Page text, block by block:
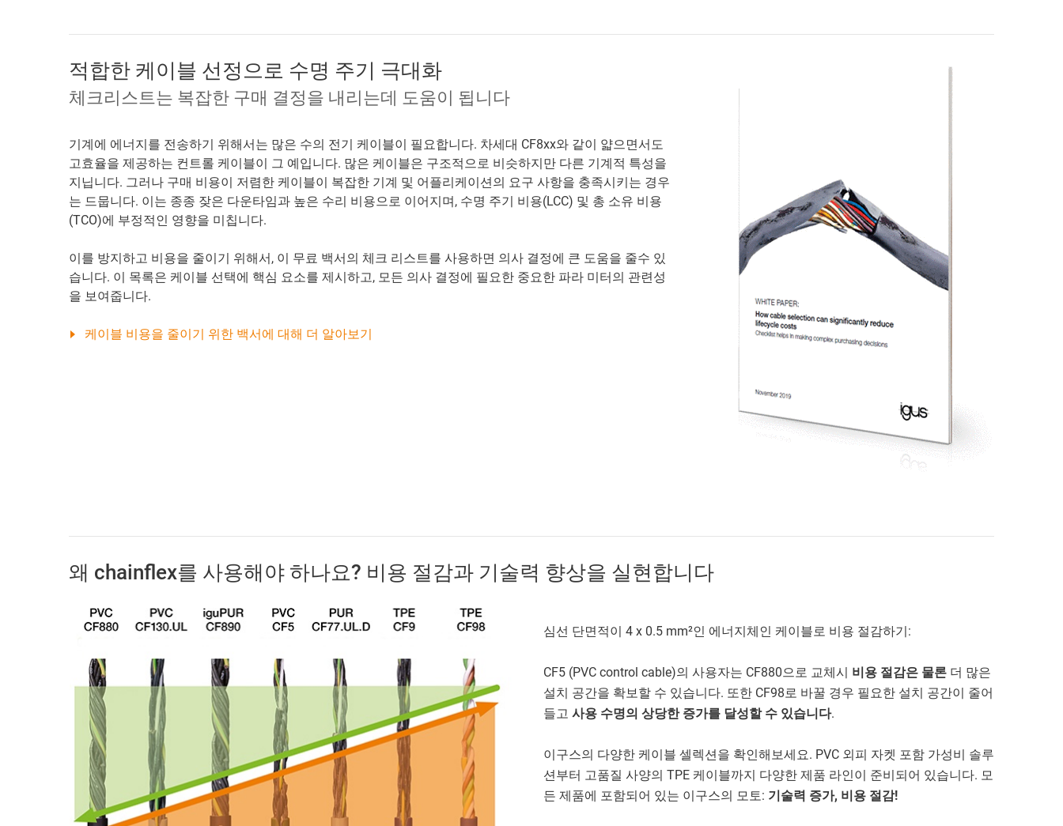
적합한 케이블 선정으로 수명 주기 극대화
체크리스트는 복잡한 구매 결정을 내리는데 도움이 됩니다
기계에 에너지를 전송하기 위해서는 많은 수의 전기 케이블이 필요합니다. 차세대 CF8xx와 같이 얇으면서도
고효율을 제공하는 컨트롤 케이블이 그 예입니다. 많은 케이블은 구조적으로 비슷하지만 다른 기계적 특성을
지닙니다. 그러나 구매 비용이 저렴한 케이블이 복잡한 기계 및 어플리케이션의 요구 사항을 충족시키는 경우
는 드뭅니다. 이는 종종 잦은 다운타임과 높은 수리 비용으로 이어지며, 수명 주기 비용(LCC) 및 총 소유 비용
(TCO)에 부정적인 영향을 미칩니다.
이를 방지하고 비용을 줄이기 위해서, 이 무료 백서의 체크 리스트를 사용하면 의사 결정에 큰 도움을 줄수 있
습니다. 이 목록은 케이블 선택에 핵심 요소를 제시하고, 모든 의사 결정에 필요한 중요한 파라 미터의 관련성
을 보여줍니다.
케이블 비용을 줄이기 위한 백서에 대해 더 알아보기
왜 chainflex를 사용해야 하나요? 비용 절감과 기술력 향상을 실현합니다
심선 단면적이 4 x 0.5 mm²인 에너지체인 케이블로 비용 절감하기:
CF5 (PVC control cable)의 사용자는 CF880으로 교체시 비용 절감은 물론 더 많은
설치 공간을 확보할 수 있습니다. 또한 CF98로 바꿀 경우 필요한 설치 공간이 줄어
들고 사용 수명의 상당한 증가를 달성할 수 있습니다.
이구스의 다양한 케이블 셀렉션을 확인해보세요. PVC 외피 자켓 포함 가성비 솔루
션부터 고품질 사양의 TPE 케이블까지 다양한 제품 라인이 준비되어 있습니다. 모
든 제품에 포함되어 있는 이구스의 모토: 기술력 증가, 비용 절감!